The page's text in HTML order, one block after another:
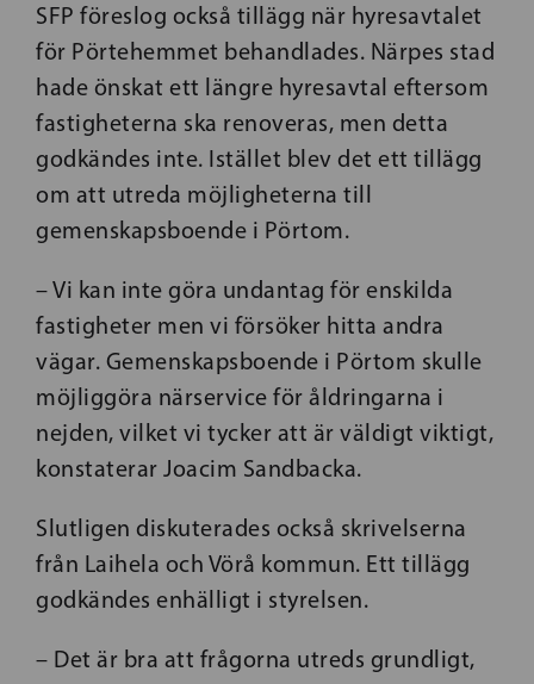
SFP föreslog också tillägg när hyresavtalet
för Pörtehemmet behandlades. Närpes stad
hade önskat ett längre hyresavtal eftersom
fastigheterna ska renoveras, men detta
godkändes inte. Istället blev det ett tillägg
om att utreda möjligheterna till
gemenskapsboende i Pörtom.
– Vi kan inte göra undantag för enskilda
fastigheter men vi försöker hitta andra
vägar. Gemenskapsboende i Pörtom skulle
möjliggöra närservice för åldringarna i
nejden, vilket vi tycker att är väldigt viktigt,
konstaterar Joacim Sandbacka.
Slutligen diskuterades också skrivelserna
från Laihela och Vörå kommun. Ett tillägg
godkändes enhälligt i styrelsen.
– Det är bra att frågorna utreds grundligt,